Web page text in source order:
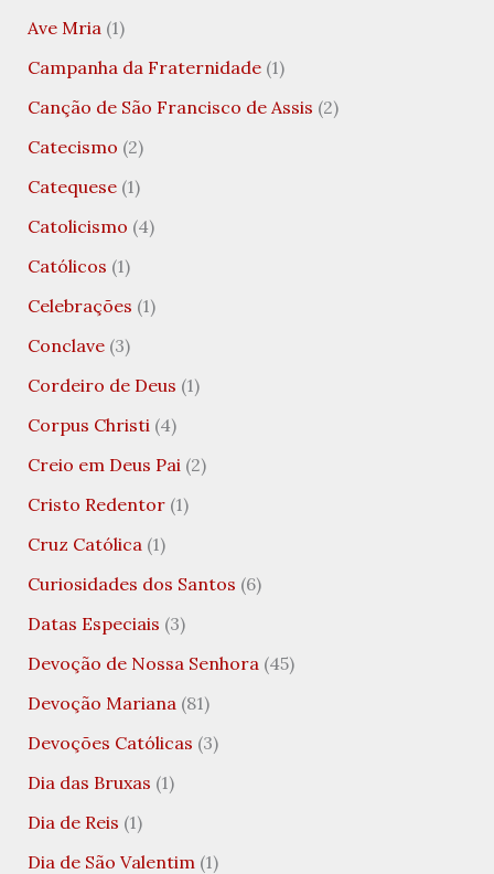
Ave Mria (1)
Campanha da Fraternidade(1)
Canção de São Francisco de Assis (2)
Catecismo (2)
Catequese(1)
Catolicismo (4)
Católicos (1)
Celebrações (1)
Conclave(3)
Cordeiro de Deus (1)
Corpus Christi (4)
Creio em Deus Pai (2)
Cristo Redentor(1)
Cruz Católica (1)
Curiosidades dos Santos (6)
Datas Especiais (3)
Devoção de Nossa Senhora (45)
Devoção Mariana (81)
Devoções Católicas (3)
Dia das Bruxas (1)
Dia de Reis (1)
Dia de São Valentim (1)